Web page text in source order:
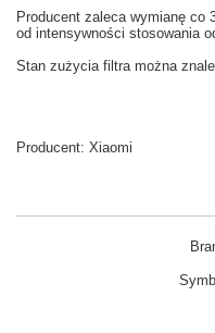
Producent zaleca wymianę co
od intensywności stosowania
Stan zużycia filtra można
Producent: Xiaomi